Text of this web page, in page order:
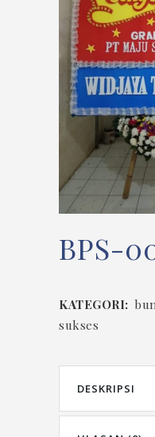
BPS-
KATEGORI:
sukses
DESKRIPSI